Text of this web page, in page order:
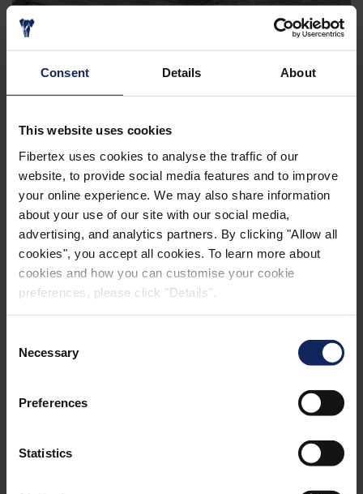
Consent Details About
This website uses cookies
Fibertex uses cookies to analyse the traffic of our
website, to provide social media features and to improve
your online experience. We may also share information
about your use of our site with our social media,
advertising, and analytics partners. By clicking "Allow all
cookies", you accept all cookies. To learn more about
cookies and how you can customise your cookie
preferences, please click "Details".
Selection
Necessary
Preferences
Statistics
WEEDCONTROL®